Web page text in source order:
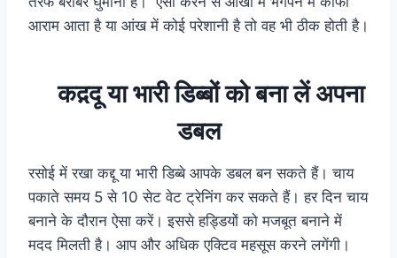
आराम आता है या आंख में कोई परेशानी है तो वह भी ठीक होती है।
कद़दू या भारी डिब्बों को बना लें अपना
डबल
रसोई में रखा कद्दू या भारी डिब्बे आपके डबल बन सकते हैं। चाय
पकाते समय 5 से 10 सेट वेट ट्रेनिंग कर सकते हैं। हर दिन चाय
बनाने के दौरान ऐसा करें। इससे हड्डियों को मजबूत बनाने में
मदद मिलती है। आप और अधिक एक्टिव महसूस करने लगेंगी।